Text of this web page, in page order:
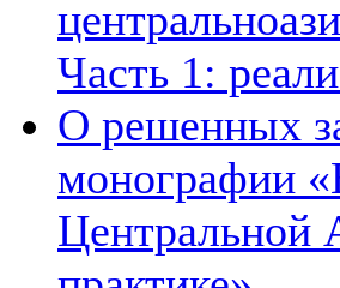
Часть 1:
О решенных
монографии
Центральной